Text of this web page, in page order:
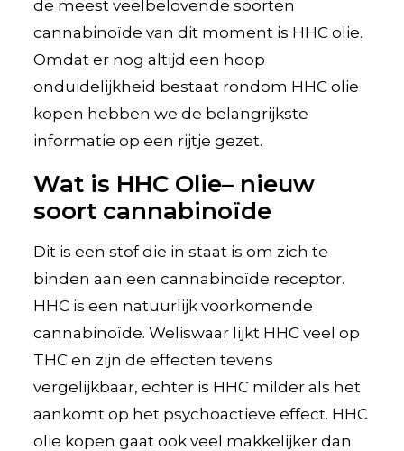
de meest veelbelovende soorten
cannabinoïde van dit moment is HHC olie.
Omdat er nog altijd een hoop
onduidelijkheid bestaat rondom HHC olie
kopen hebben we de belangrijkste
informatie op een rijtje gezet.
Wat is HHC Olie– nieuw
soort cannabinoïde
Dit is een stof die in staat is om zich te
binden aan een cannabinoïde receptor.
HHC is een natuurlijk voorkomende
cannabinoïde. Weliswaar lijkt HHC veel op
THC en zijn de effecten tevens
vergelijkbaar, echter is HHC milder als het
aankomt op het psychoactieve effect. HHC
olie kopen gaat ook veel makkelijker dan